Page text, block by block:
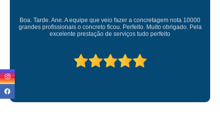
onde encontrar concretagem de pilares Parada Inglesa
concretagem de escada preço Vila Carrão
onde encontrar concretagem com grua Perdizes
concretagem de laje treliçada valor Nossa Senhora do Ó
10000
Pela
Gostaria de expressar minha sincera gratidão pelo
prestado. É gratificante contar com uma empresa
competente. Obrigado